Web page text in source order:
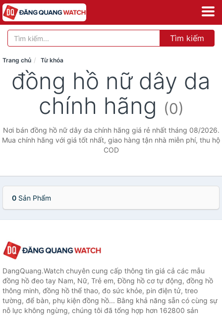
Tìm kiếm
Trang chủ Từ khóa
đồng hồ nữ dây da
chính hãng (0)
Nơi bán đồng hồ nữ dây da chính hãng giá rẻ nhất tháng 08/2026.
Mua chính hãng với giá tốt nhất, giao hàng tận nhà miễn phí, thu hộ
COD
0 Sản Phẩm
DangQuang.Watch chuyên cung cấp thông tin giá cả các mẫu
đồng hồ đeo tay Nam, Nữ, Trẻ em, Đồng hồ cơ tự động, đồng hồ
thông minh, đồng hồ thể thao, đo sức khỏe, pin điện tử, treo
tường, để bàn, phụ kiện đồng hồ... Bằng khả năng sẵn có cùng sự
nỗ lực không ngừng, chúng tôi đã tổng hợp hơn 162800 sản